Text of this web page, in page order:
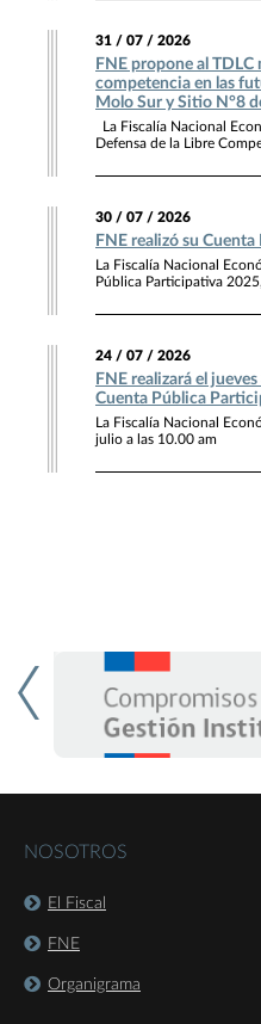
31 / 07 / 2026
FNE propone al
competencia en las
Molo Sur y Sitio N°8
La Fiscalía Nacional
Defensa de la Libre
30 / 07 / 2026
FNE realizó su
La Fiscalía Nacional
Pública Participativa
24 / 07 / 2026
FNE realizará el
Cuenta Pública
La Fiscalía Nacional
julio a las 10.00 am
NOSOTROS
El Fiscal
FNE
Organigrama